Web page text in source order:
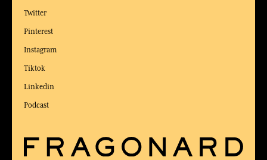
Twitter
Pinterest
Instagram
Tiktok
Linkedin
Podcast